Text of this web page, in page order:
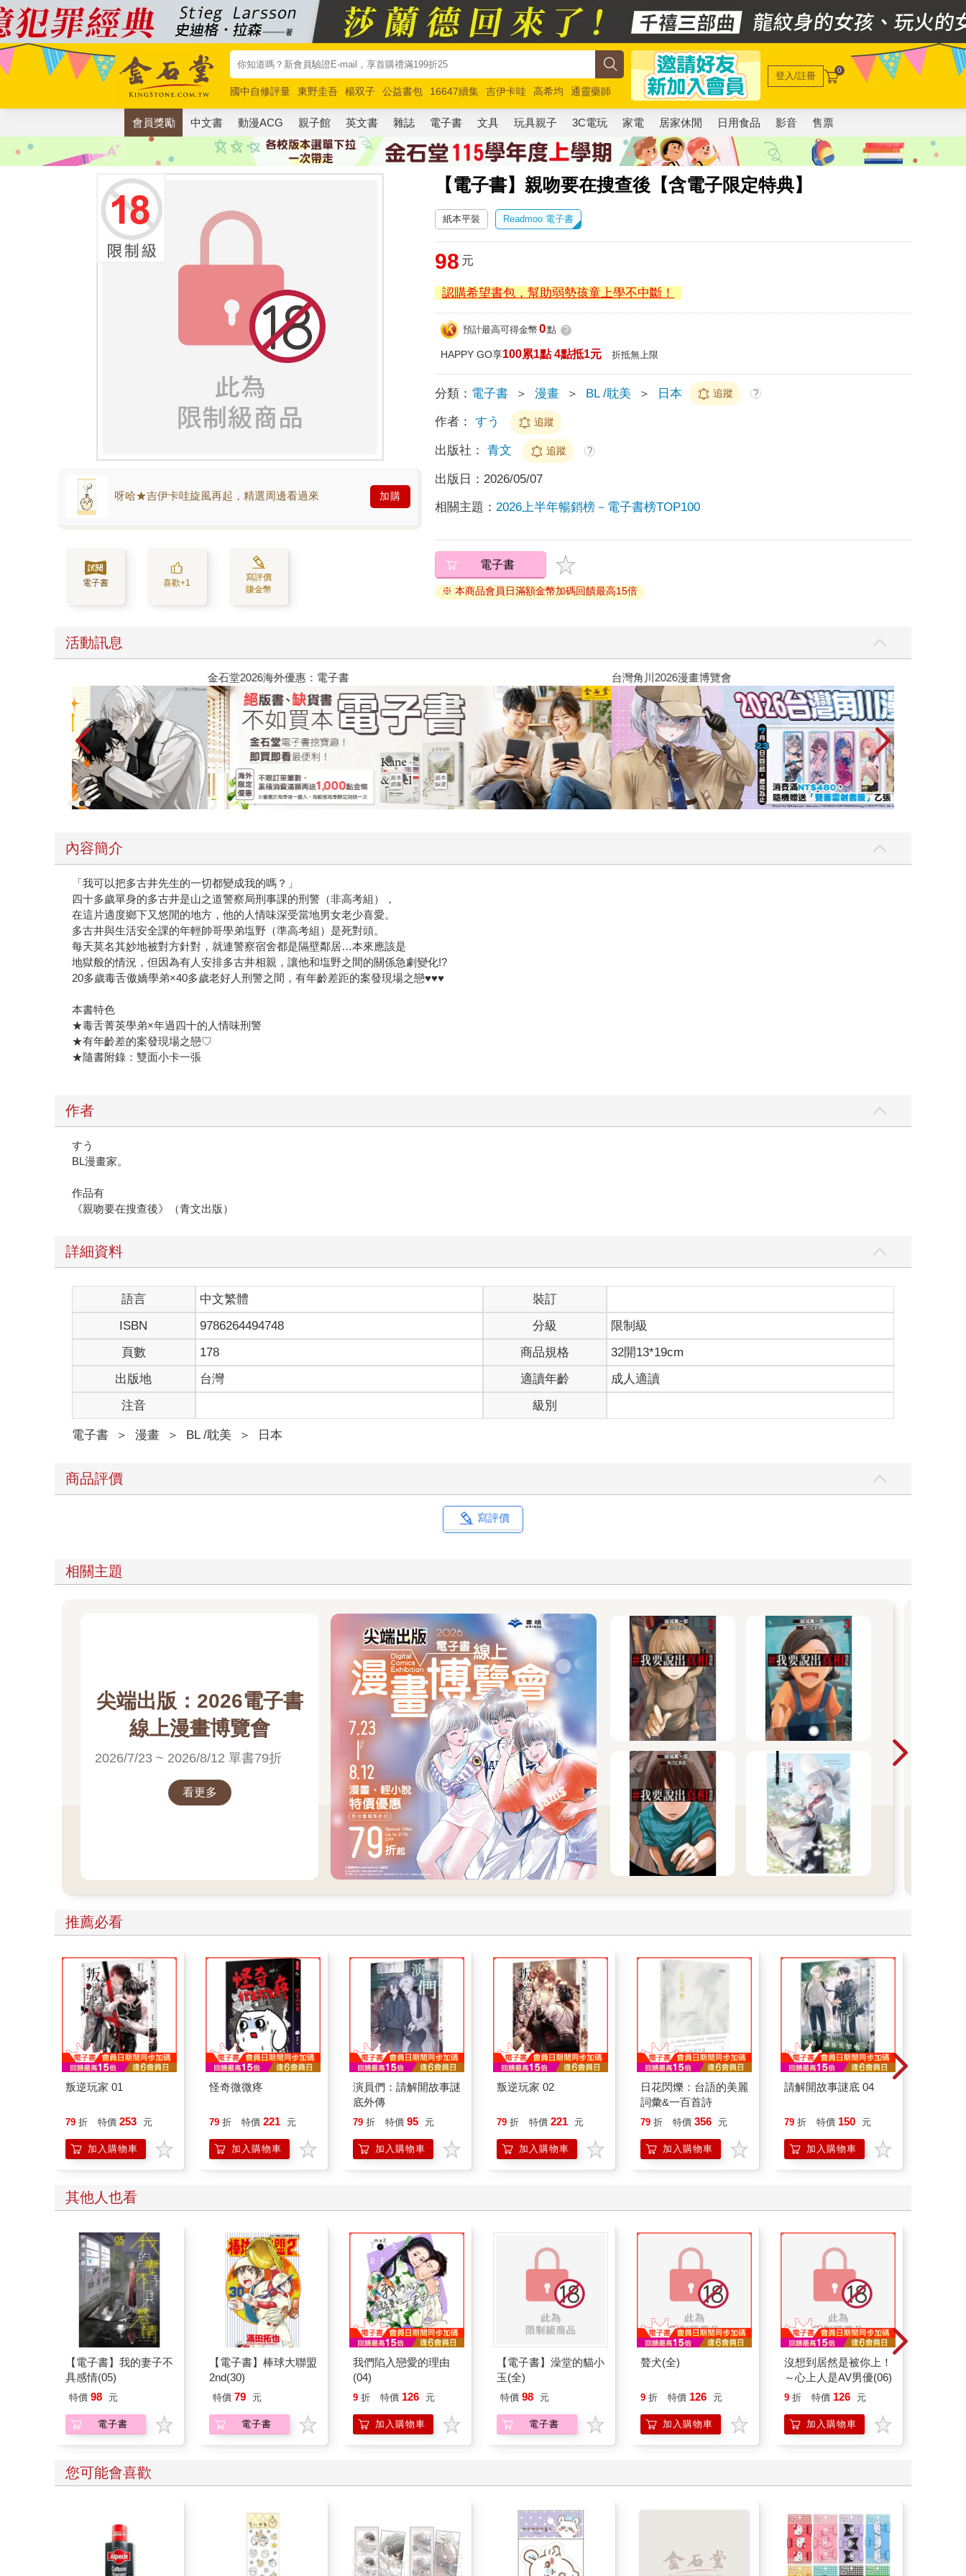
國中自修評量 東野圭吾 楊双子 公益書包 16647續集 吉伊卡哇 高希均
通靈藥師
唯紅花綻放
奧德賽 路邊攤新作 馬斯克 玩具總動員5 超慢跑
登入/註冊 0
會員獎勵 中文書 動漫ACG 親子館 英文書 雜誌 電子書 文具 玩具親子 3C電玩 家電 居家休閒 日用食品 影音 售票
【電子書】親吻要在搜查後【含電子限定特典】
呀哈★吉伊卡哇旋風再起，精選周邊看過來 加購
電子書 喜歡+1
寫評價
賺金幣
紙本平裝 Readmoo 電子書
98 元
認購希望書包，幫助弱勢孩童上學不中斷！
預計最高可得金幣 0點 ?
HAPPY GO享100累1點 4點抵1元 折抵無上限
分類： 電子書 ＞ 漫畫 ＞ BL /耽美 ＞ 日本 追蹤 ?
作者： すう 追蹤
出版社： 青文 追蹤 ?
出版日： 2026/05/07
相關主題： 2026上半年暢銷榜－電子書榜TOP100
電子書
※ 本商品會員日滿額金幣加碼回饋最高15倍
活動訊息
金石堂2026海外優惠：電子書
內容簡介
「我可以把多古井先生的一切都變成我的嗎？」
四十多歲單身的多古井是山之道警察局刑事課的刑警（非高考組），
在這片適度鄉下又悠閒的地方，他的人情味深受當地男女老少喜愛。
多古井與生活安全課的年輕帥哥學弟塩野（準高考組）是死對頭。
每天莫名其妙地被對方針對，就連警察宿舍都是隔壁鄰居…本來應該是
地獄般的情況，但因為有人安排多古井相親，讓他和塩野之間的關係急劇變化!?
20多歲毒舌傲嬌學弟×40多歲老好人刑警之間，有年齡差距的案發現場之戀♥♥♥
本書特色
★毒舌菁英學弟×年過四十的人情味刑警
★有年齡差的案發現場之戀♡
★隨書附錄：雙面小卡一張
作者
すう
BL漫畫家。
作品有
《親吻要在搜查後》（青文出版）
詳細資料
語言 中文繁體
裝訂
ISBN
9786264494748 分級
限制級
頁數
178 商品規格
32開13*19cm
出版地
台灣 適讀年齡
成人適讀
注音
級別
電子書 ＞ 漫畫 ＞ BL /耽美 ＞ 日本
商品評價
寫評價
相關主題
尖端出版：2026電子書
線上漫畫博覽會
2026/7/23 ~ 2026/8/12 單書79折
看更多
推薦必看
叛逆玩家 01
79 折 特價 253 元
加入購物車
怪奇微微疼
79 折 特價 221 元
加入購物車
演員們：請解開故事謎
底外傳
79 折 特價 95 元
加入購物車
叛逆玩家 02
79 折 特價 221 元
加入購物車
日花閃爍：台語的美麗
詞彙&一百首詩
79 折 特價 356 元
加入購物車
請解開故事謎底 04
79 折 特價 150 元
加入購物車
其他人也看
【電子書】我的妻子不
具感情(05)
特價 98 元
電子書
【電子書】棒球大聯盟
2nd(30)
特價 79 元
電子書
我們陷入戀愛的理由
(04)
9 折 特價 126 元
加入購物車
【電子書】澡堂的貓小
玉(全)
特價 98 元
電子書
聱犬(全)
9 折 特價 126 元
加入購物車
沒想到居然是被你上！
～心上人是AV男優(06)
9 折 特價 126 元
加入購物車
您可能會喜歡